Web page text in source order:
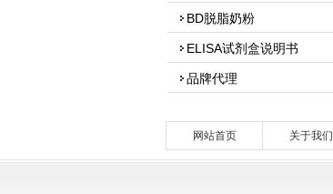
BD脱脂奶粉
ELISA试剂盒说明书
品牌代理
网站首页 关于我们